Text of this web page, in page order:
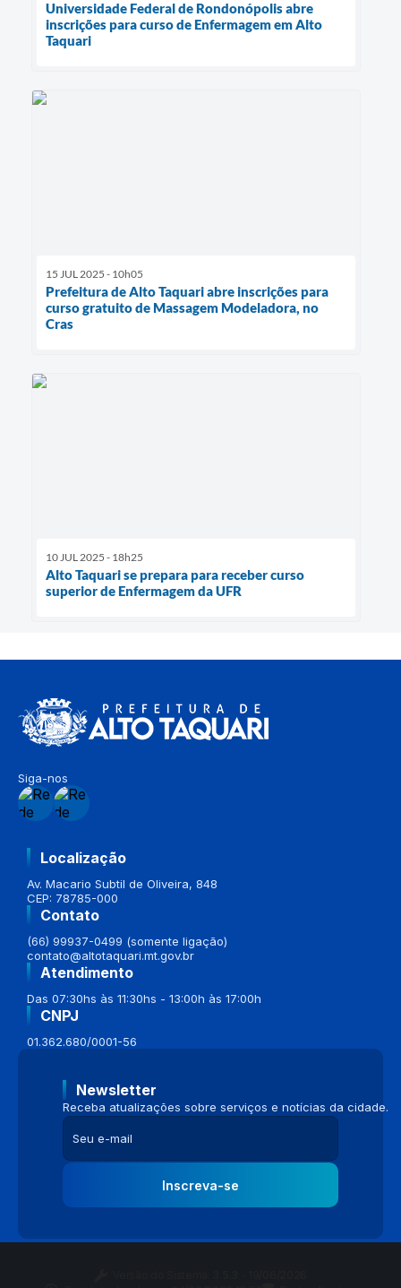
Universidade Federal de Rondonópolis abre
inscrições para curso de Enfermagem em Alto
Taquari
15 JUL 2025 - 10h05
Prefeitura de Alto Taquari abre inscrições para
curso gratuito de Massagem Modeladora, no
Cras
10 JUL 2025 - 18h25
Alto Taquari se prepara para receber curso
superior de Enfermagem da UFR
Siga-nos
Localização
Av. Macario Subtil de Oliveira, 848
CEP: 78785-000
Contato
(66) 99937-0499 (somente ligação)
contato@altotaquari.mt.gov.br
Atendimento
Das 07:30hs às 11:30hs - 13:00h às 17:00h
CNPJ
01.362.680/0001-56
Newsletter
Receba atualizações sobre serviços e notícias da cidade.
Inscreva-se